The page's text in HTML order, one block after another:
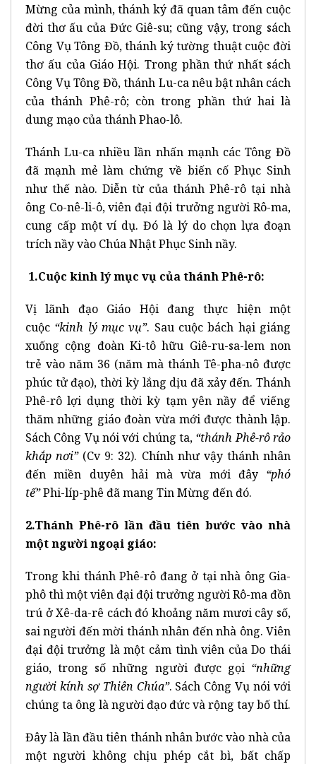
Mừng của mình, thánh ký đã quan tâm đến cuộc
đời thơ ấu của Đức Giê-su; cũng vậy, trong sách
Công Vụ Tông Đồ, thánh ký tường thuật cuộc đời
thơ ấu của Giáo Hội. Trong phần thứ nhất sách
Công Vụ Tông Đồ, thánh Lu-ca nêu bật nhân cách
của thánh Phê-rô; còn trong phần thứ hai là
dung mạo của thánh Phao-lô.
Thánh Lu-ca nhiều lần nhấn mạnh các Tông Đồ
đã mạnh mẻ làm chứng về biến cố Phục Sinh
như thế nào. Diễn từ của thánh Phê-rô tại nhà
ông Co-nê-li-ô, viên đại đội trưởng người Rô-ma,
cung cấp một ví dụ. Đó là lý do chọn lựa đoạn
trích nầy vào Chúa Nhật Phục Sinh nầy.
1.Cuộc kinh lý mục vụ của thánh Phê-rô:
Vị lãnh đạo Giáo Hội đang thực hiện một
cuộc “kinh lý mục vụ”. Sau cuộc bách hại giáng
xuống cộng đoàn Ki-tô hữu Giê-ru-sa-lem non
trẻ vào năm 36 (năm mà thánh Tê-pha-nô được
phúc tử đạo), thời kỳ lắng dịu đã xảy đến. Thánh
Phê-rô lợi dụng thời kỳ tạm yên nầy để viếng
thăm những giáo đoàn vừa mới được thành lập.
Sách Công Vụ nói với chúng ta, “thánh Phê-rô rảo
khắp nơi”(Cv 9: 32). Chính như vậy thánh nhân
đến miền duyên hải mà vừa mới đây “phó
tế”Phi-líp-phê đã mang Tin Mừng đến đó.
2.Thánh Phê-rô lần đầu tiên bước vào nhà
một người ngoại giáo:
Trong khi thánh Phê-rô đang ở tại nhà ông Gia-
phô thì một viên đại đội trưởng người Rô-ma đồn
trú ở Xê-da-rê cách đó khoảng năm mươi cây số,
sai người đến mời thánh nhân đến nhà ông. Viên
đại đội trưởng là một cảm tình viên của Do thái
giáo, trong số những người được gọi “những
người kính sợ Thiên Chúa”. Sách Công Vụ nói với
chúng ta ông là người đạo đức và rộng tay bố thí.
Đây là lần đầu tiên thánh nhân bước vào nhà của
một người không chịu phép cắt bì, bất chấp